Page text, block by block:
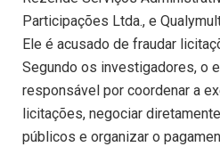
Participações Ltda., e
Ele é acusado de fraudar
Segundo os investigadores, o
responsável por coordenar a
licitações, negociar
públicos e organizar o